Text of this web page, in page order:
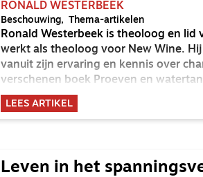
RONALD WESTERBEEK
Beschouwing Thema-artikelen
Ronald Westerbeek is theoloog en lid
werkt als theoloog voor New Wine.
vanuit zijn ervaring en kennis over
verschenen boek Proeven en
LEES ARTIKEL
Leven in het